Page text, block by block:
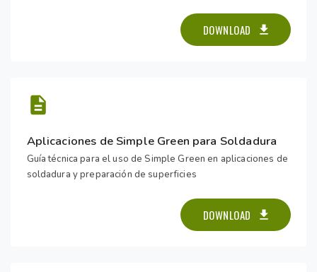
DOWNLOAD
Aplicaciones de Simple Green para Soldadura
Guía técnica para el uso de Simple Green en aplicaciones de
soldadura y preparación de superficies
DOWNLOAD